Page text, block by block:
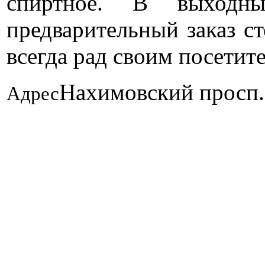
предварительный заказ
всегда рад своим
АдресНахимовский